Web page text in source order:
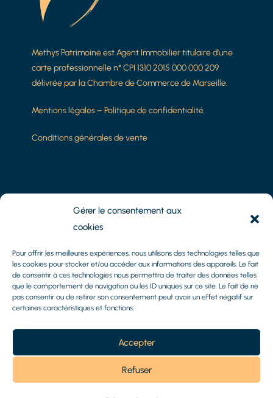
Gérer le consentement aux
cookies
Pour offrir les meilleures expériences, nous utilisons des technologies telles que
les cookies pour stocker et/ou accéder aux informations des appareils. Le fait
de consentir à ces technologies nous permettra de traiter des données telles
que le comportement de navigation ou les ID uniques sur ce site. Le fait de ne
pas consentir ou de retirer son consentement peut avoir un effet négatif sur
certaines caractéristiques et fonctions.
Accepter
Refuser
Methys Patrimoine est Agent Immobilier titulaire d’une
carte professionnelle n° CPI 1310 2015 000 000 209
délivrée par la Chambre de Commerce de Marseille.
Mentions légales–Politique de confidentialité
Conditions générales de vente
Tél :06.61.15.51.14
Mail :axel@methys-patrimoine.fr